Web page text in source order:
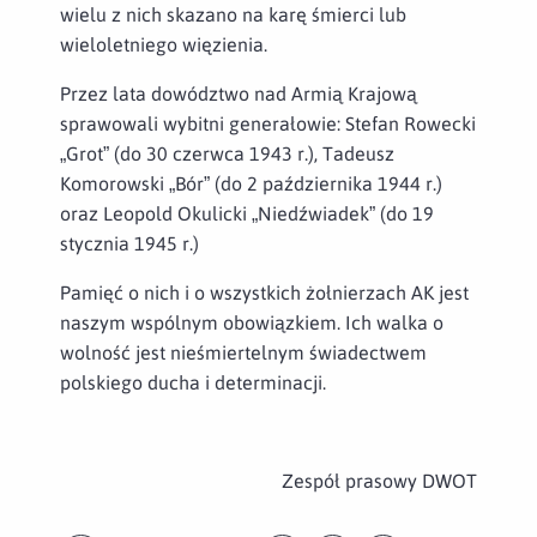
wielu z nich skazano na karę śmierci lub
wieloletniego więzienia.
Przez lata dowództwo nad Armią Krajową
sprawowali wybitni generałowie: Stefan Rowecki
„Grot” (do 30 czerwca 1943 r.), Tadeusz
Komorowski „Bór” (do 2 października 1944 r.)
oraz Leopold Okulicki „Niedźwiadek” (do 19
stycznia 1945 r.)
Pamięć o nich i o wszystkich żołnierzach AK jest
naszym wspólnym obowiązkiem. Ich walka o
wolność jest nieśmiertelnym świadectwem
polskiego ducha i determinacji.
Zespół prasowy DWOT